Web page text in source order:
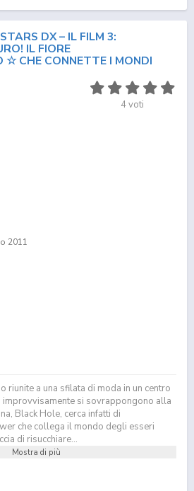
DX – IL FILM 3:
IL FIORE
☆ CHE CONNETTE I MONDI
4voti
2011
riunite a una sfilata di moda in un centro
improvvisamente si sovrappongono alla
Black Hole, cerca infatti di
che collega il mondo degli esseri
di risucchiare...
Mostra di più